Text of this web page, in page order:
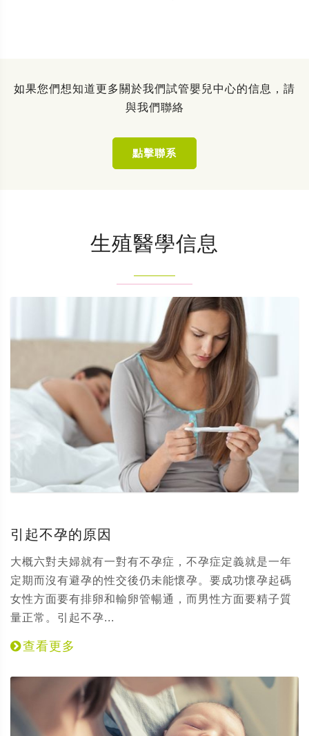
如果您們想知道更多關於我們試管嬰兒中心的信息，請
與我們聯絡
點擊聯系
生殖醫學信息
引起不孕的原因
大概六對夫婦就有一對有不孕症，不孕症定義就是一年
定期而沒有避孕的性交後仍未能懷孕。要成功懷孕起碼
女性方面要有排卵和輸卵管暢通，而男性方面要精子質
量正常。引起不孕...
查看更多